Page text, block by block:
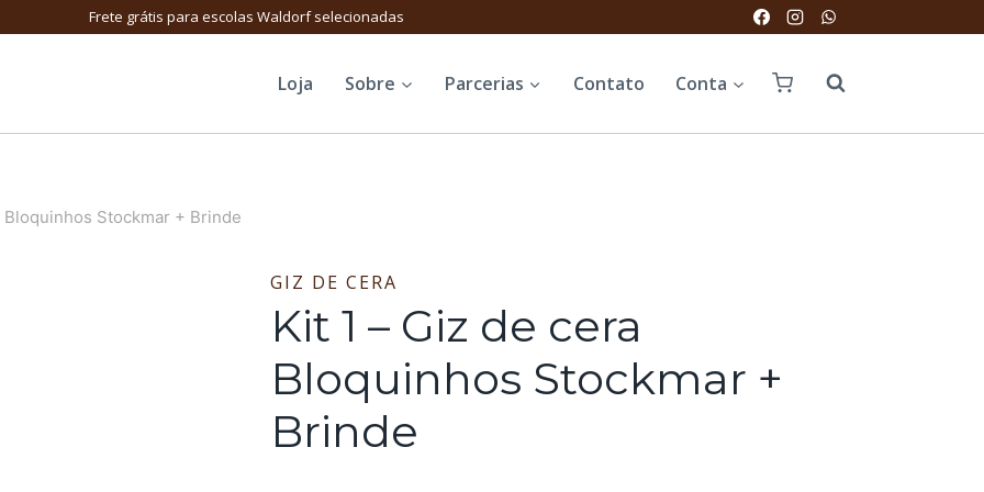
Frete grátis para escolas Waldorf selecionadas
Loja Sobre Parcerias Contato Conta
Bloquinhos Stockmar + Brinde
GIZ DE CERA
Kit 1 – Giz de cera
Bloquinhos Stockmar +
Brinde